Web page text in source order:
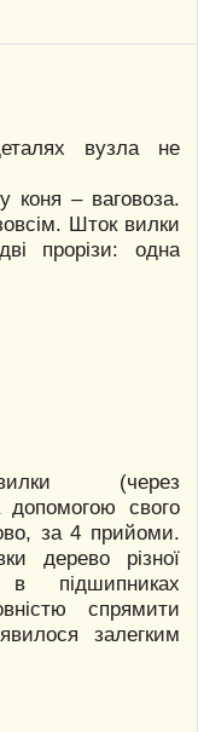
вузла не
коня – ваговоза.
Шток вилки
прорізи: одна
(через
допомогою свого
за 4 прийоми.
дерево різної
підшипниках
спрямити
залегким